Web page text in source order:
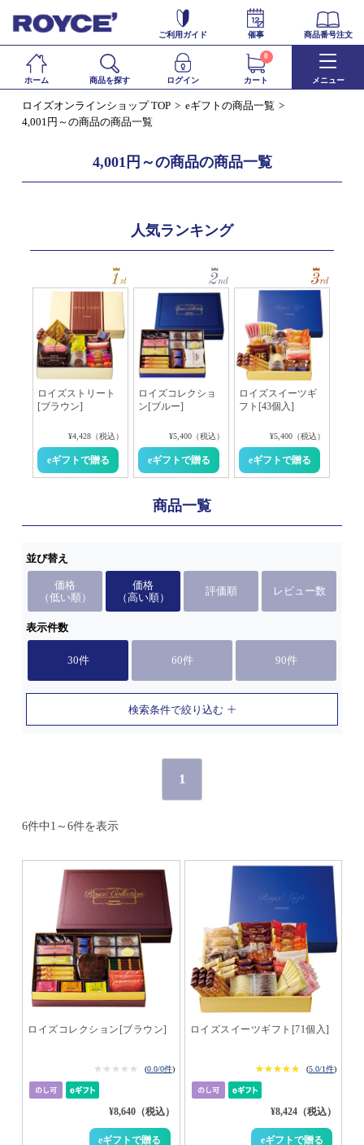
ご利用ガイド 催事 商品番号注文
ホーム 商品を探す ログイン カート
0
メニュー
ロイズオンラインショップ TOP
eギフトの商品一覧
4,001円～の商品の商品一覧
4,001円～の商品の商品一覧
人気ランキング
ロイズストリート
[ブラウン]
¥4,428（税込）
ロイズコレクショ
ン[ブルー]
¥5,400（税込）
ロイズスイーツギ
フト[43個入]
¥5,400（税込）
商品一覧
並び替え
価格
（低い順）
価格
（高い順）
評価順 レビュー数
表示件数
30件 60件 90件
検索条件で絞り込む
1
6件中1～6件を表示
ロイズコレクション[ブラウン]
★★★★★
★★★★★ (0.0/0件)
¥8,640（税込）
ロイズスイーツギフト[71個入]
★★★★★
★★★★★ (5.0/1件)
¥8,424（税込）